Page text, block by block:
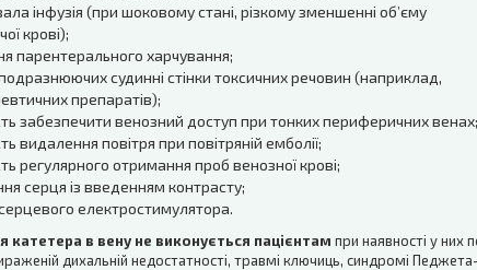
інфузія (при шоковому стані, різкому зменшенні об’єму
крові);
парентерального харчування;
судинні стінки токсичних речовин (наприклад,
препаратів);
забезпечити венозний доступ при тонких периферичних венах;
видалення повітря при повітряній емболії;
регулярного отримання проб венозної крові;
серця із введенням контрасту;
електростимулятора.
катетера в вену не виконується пацієнтам при наявності у них
дихальній недостатності, травмі ключиць, синдромі